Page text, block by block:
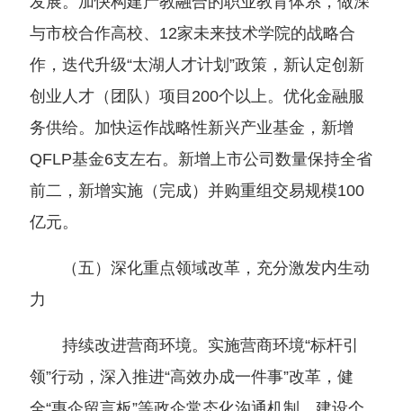
与市校合作高校、12家未来技术学院的战略合
作，迭代升级“太湖人才计划”政策，新认定创新
创业人才（团队）项目200个以上。优化金融服
务供给。加快运作战略性新兴产业基金，新增
QFLP基金6支左右。新增上市公司数量保持全省
前二，新增实施（完成）并购重组交易规模100
亿元。
（五）深化重点领域改革，充分激发内生动
力
持续改进营商环境。实施营商环境“标杆引
领”行动，深入推进“高效办成一件事”改革，健